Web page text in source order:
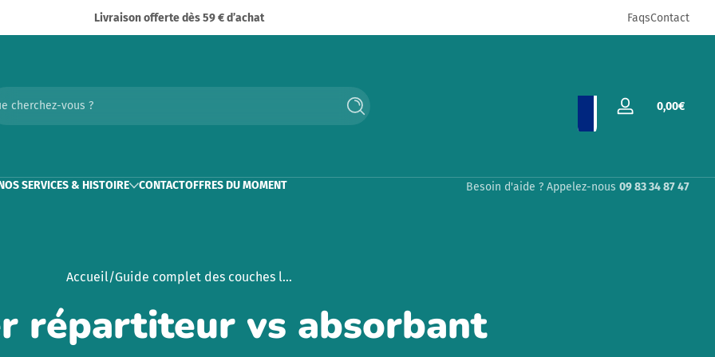
Livraison offerte dès 59 € d’achat Pensé par des parents, pour des parents
FaqsContact
cherchez-vous ? Recherche
Se
0,00€Total
SERVICES & HISTOIRE CONTACTOFFRES DU MOMENT Besoin d'aide ? Appelez-nous 09 83 34 87 47
Accueil Guide complet des couches l...
répartiteur vs absorbant